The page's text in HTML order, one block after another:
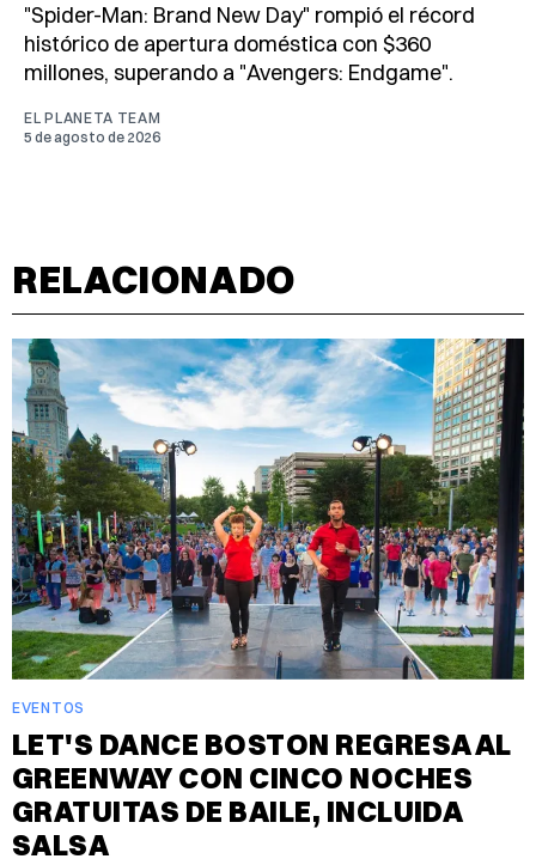
"Spider-Man: Brand New Day" rompió el récord
histórico de apertura doméstica con $360
millones, superando a "Avengers: Endgame".
EL PLANETA TEAM
5 de agosto de 2026
RELACIONADO
EVENTOS
LET'S DANCE BOSTON REGRESA AL
GREENWAY CON CINCO NOCHES
GRATUITAS DE BAILE, INCLUIDA
SALSA